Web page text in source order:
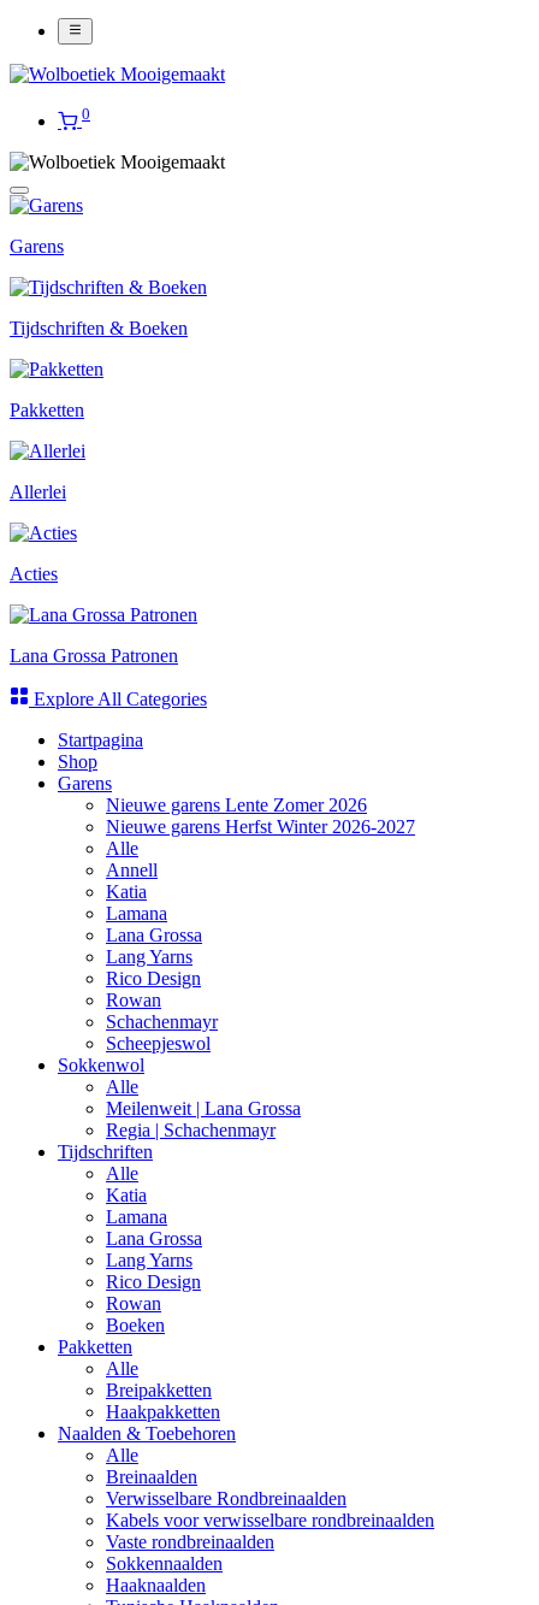
0
Garens
Tijdschriften & Boeken
Pakketten
Allerlei
Acties
Lana Grossa Patronen
Explore All Categories
Startpagina
Shop
Garens
Nieuwe garens Lente Zomer 2026
Nieuwe garens Herfst Winter 2026-2027
Alle
Annell
Katia
Lamana
Lana Grossa
Lang Yarns
Rico Design
Rowan
Schachenmayr
Scheepjeswol
Sokkenwol
Alle
Meilenweit | Lana Grossa
Regia | Schachenmayr
Tijdschriften
Alle
Katia
Lamana
Lana Grossa
Lang Yarns
Rico Design
Rowan
Boeken
Pakketten
Alle
Breipakketten
Haakpakketten
Naalden & Toebehoren
Alle
Breinaalden
Verwisselbare Rondbreinaalden
Kabels voor verwisselbare rondbreinaalden
Vaste rondbreinaalden
Sokkennaalden
Haaknaalden